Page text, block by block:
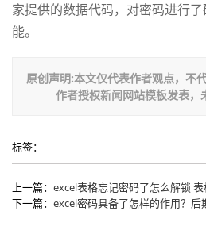
家提供的数据代码，对密码进行
能。
原创声明:本文仅代表作者观点，不
作者授权新闻网站模板发表，
标签：
上一篇： excel表格忘记密码了怎么解锁
下一篇： excel密码具备了怎样的作用？后